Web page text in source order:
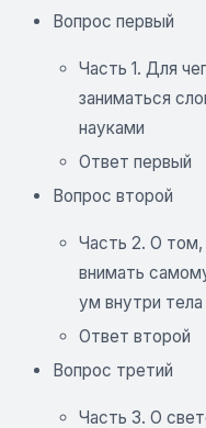
Вопрос первый
Часть 1. Для
заниматься
науками
Ответ первый
Вопрос второй
Часть 2. О том,
внимать
ум внутри тела
Ответ второй
Вопрос третий
Часть 3. О